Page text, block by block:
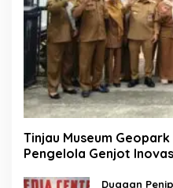
Tinjau Museum
Pengelola Genjot
Dugaan